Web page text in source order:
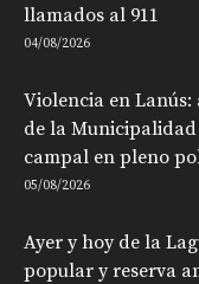
llamados al 911
04/08/2026
Violencia en Lanús:
de la
campal en pleno
05/08/2026
Ayer y hoy de la
popular y reserva